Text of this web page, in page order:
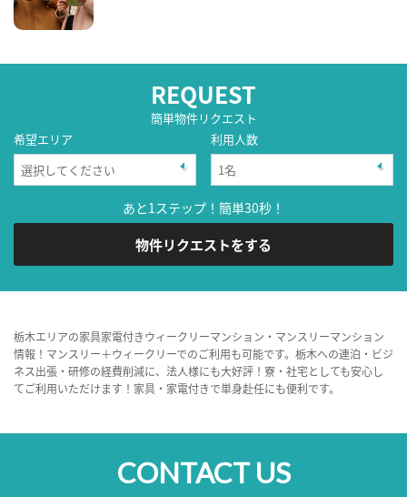
REQUEST
簡単物件リクエスト
希望エリア
利用人数
あと1ステップ！簡単30秒！
物件リクエストをする
栃木エリアの家具家電付きウィークリーマンション・マンスリーマンション
情報！マンスリー＋ウィークリーでのご利用も可能です。栃木への連泊・ビジ
ネス出張・研修の経費削減に、法人様にも大好評！寮・社宅としても安心し
てご利用いただけます！家具・家電付きで単身赴任にも便利です。
CONTACT US